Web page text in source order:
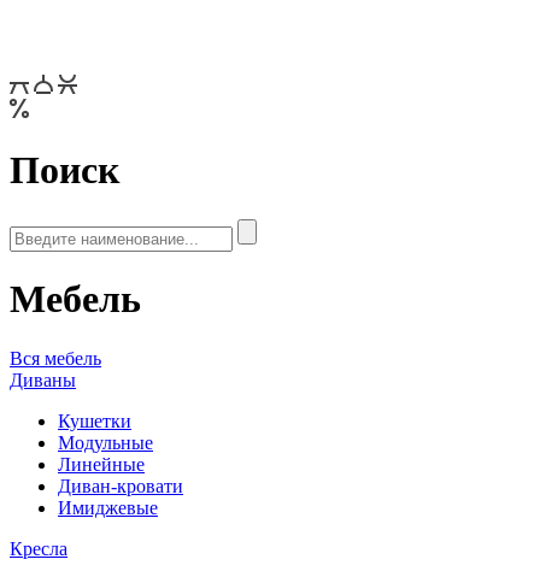
Поиск
Мебель
Вся мебель
Диваны
Кушетки
Модульные
Линейные
Диван-кровати
Имиджевые
Кресла